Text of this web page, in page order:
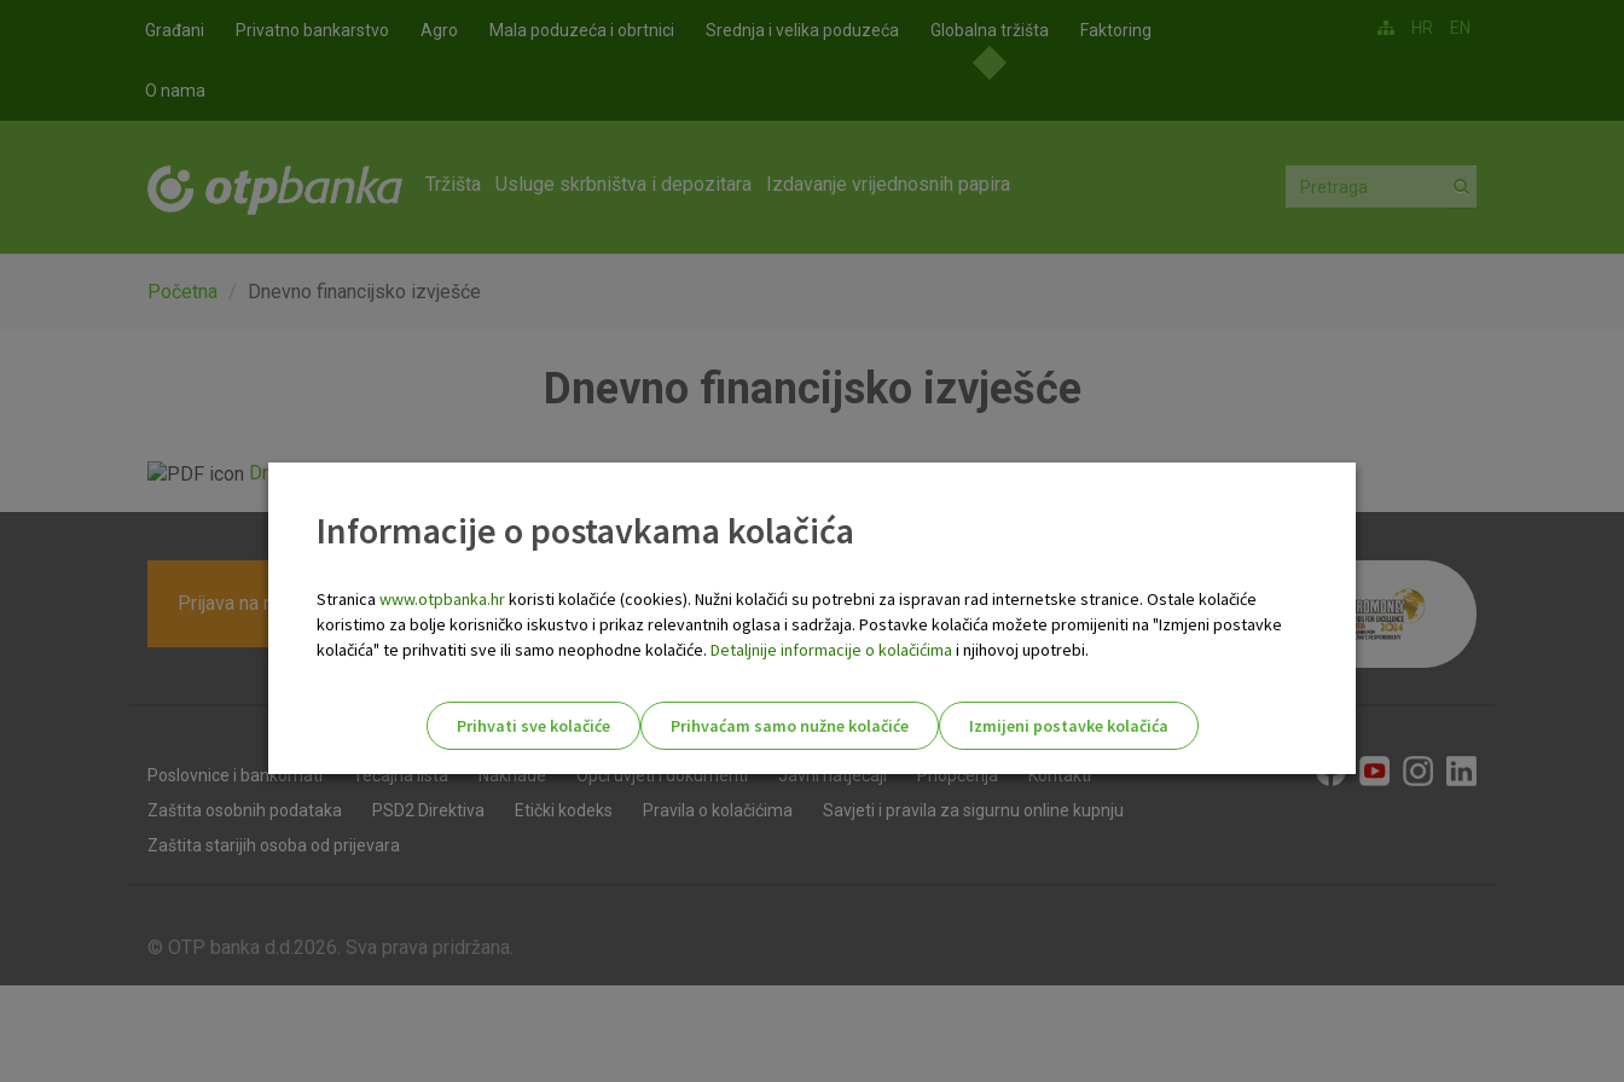
Građani Privatno bankarstvo Agro Mala poduzeća i obrtnici Srednja i velika poduzeća Globalna tržišta Faktoring
O nama
HR EN
Tržišta Usluge skrbništva i depozitara Izdavanje vrijednosnih papira
Početna Dnevno financijsko izvješće
Dnevno financijsko izvješće
Dnevno financijsko izvješće.pdf
Prijava na newsletter OTP banke
Poslovnice i bankomati Tečajna lista Naknade Opći uvjeti i dokumenti Javni natječaji Priopćenja
Kontakti
Zaštita osobnih podataka
PSD2 Direktiva Etički kodeks Pravila o kolačićima
Savjeti i pravila za sigurnu online kupnju
Zaštita starijih osoba od prijevara
© OTP banka d.d.2026. Sva prava pridržana.
Informacije o postavkama kolačića
Stranica www.otpbanka.hrkoristi kolačiće (cookies). Nužni kolačići su potrebni za ispravan rad internetske stranice. Ostale kolačiće
koristimo za bolje korisničko iskustvo i prikaz relevantnih oglasa i sadržaja. Postavke kolačića možete promijeniti na "Izmjeni postavke
kolačića" te prihvatiti sve ili samo neophodne kolačiće. Detaljnije informacije o kolačićima i njihovoj upotrebi.
Prihvati sve kolačiće Prihvaćam samo nužne kolačiće
Izmijeni postavke kolačića